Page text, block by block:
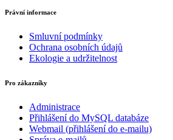
Právní informace
Smluvní podmínky
Ochrana osobních údajů
Ekologie a udržitelnost
Pro zákazníky
Administrace
Přihlášení do MySQL databáze
Webmail (přihlášení do e-mailu)